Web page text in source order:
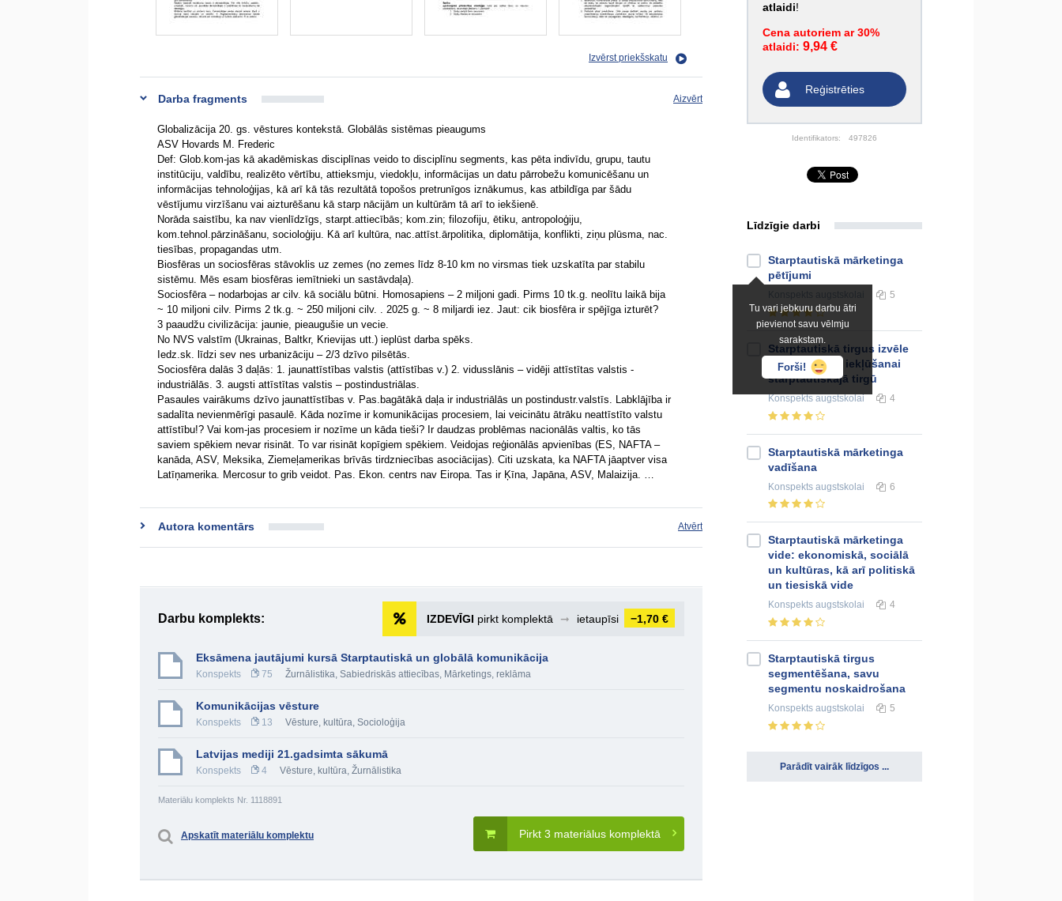
atlaidi!
Cena autoriem ar 30%
atlaidi: 9,94 €
Reģistrēties
Identifikators: 497826
Izvērst priekšskatu
Darba fragments Aizvērt
Globalizācija 20. gs. vēstures kontekstā. Globālās sistēmas pieaugums
ASV Hovards M. Frederic
Def: Glob.kom-jas kā akadēmiskas disciplīnas veido to disciplīnu segments, kas pēta indivīdu, grupu, tautu
institūciju, valdību, realizēto vērtību, attieksmju, viedokļu, informācijas un datu pārrobežu komunicēšanu un
informācijas tehnoloģijas, kā arī kā tās rezultātā topošos pretrunīgos iznākumus, kas atbildīga par šādu
vēstījumu virzīšanu vai aizturēšanu kā starp nācijām un kultūrām tā arī to iekšienē.
Norāda saistību, ka nav vienlīdzīgs, starpt.attiecībās; kom.zin; filozofiju, ētiku, antropoloģiju,
kom.tehnol.pārzināšanu, socioloģiju. Kā arī kultūra, nac.attīst.ārpolitika, diplomātija, konflikti, ziņu plūsma, nac.
tiesības, propagandas utm.
Biosfēras un sociosfēras stāvoklis uz zemes (no zemes līdz 8-10 km no virsmas tiek uzskatīta par stabilu
sistēmu. Mēs esam biosfēras iemītnieki un sastāvdaļa).
Sociosfēra – nodarbojas ar cilv. kā sociālu būtni. Homosapiens – 2 miljoni gadi. Pirms 10 tk.g. neolītu laikā bija
~ 10 miljoni cilv. Pirms 2 tk.g. ~ 250 miljoni cilv. . 2025 g. ~ 8 miljardi iez. Jaut: cik biosfēra ir spējīga izturēt?
3 paaudžu civilizācija: jaunie, pieaugušie un vecie.
No NVS valstīm (Ukrainas, Baltkr, Krievijas utt.) ieplūst darba spēks.
Iedz.sk. līdzi sev nes urbanizāciju – 2/3 dzīvo pilsētās.
Sociosfēra dalās 3 daļās: 1. jaunattīstības valstis (attīstības v.) 2. vidusslānis – vidēji attīstītas valstis -
industriālās. 3. augsti attīstītas valstis – postindustriālas.
Pasaules vairākums dzīvo jaunattīstības v. Pas.bagātākā daļa ir industriālās un postindustr.valstīs. Labklājība ir
sadalīta nevienmērīgi pasaulē. Kāda nozīme ir komunikācijas procesiem, lai veicinātu ātrāku neattīstīto valstu
attīstību!? Vai kom-jas procesiem ir nozīme un kāda tieši? Ir daudzas problēmas nacionālās valtis, ko tās
saviem spēkiem nevar risināt. To var risināt kopīgiem spēkiem. Veidojas reģionālās apvienības (ES, NAFTA –
kanāda, ASV, Meksika, Ziemeļamerikas brīvās tirdzniecības asociācijas). Citi uzskata, ka NAFTA jāaptver visa
Latīņamerika. Mercosur to grib veidot. Pas. Ekon. centrs nav Eiropa. Tas ir Ķīna, Japāna, ASV, Malaizija. …
Autora komentārs Atvērt
Darbu komplekts: IZDEVĪGI pirkt komplektā ➞ ietaupīsi −1,70 €
Eksāmena jautājumi kursā Starptautiskā un globālā komunikācija
Konspekts 75 Žurnālistika, Sabiedriskās attiecības, Mārketings, reklāma
Komunikācijas vēsture
Konspekts 13 Vēsture, kultūra, Socioloģija
Latvijas mediji 21.gadsimta sākumā
Konspekts 4 Vēsture, kultūra, Žurnālistika
Materiālu komplekts Nr. 1118891
Pirkt 3 materiālus komplektā
Apskatīt materiālu komplektu
Līdzīgie darbi
Tu vari jebkuru darbu ātri
pievienot savu vēlmju
sarakstam.
Forši!
Starptautiskā mārketinga
pētījumi
5
Starptautiskā tirgus izvēle
un stratēģijas iekļūšanai
starptautiskajā tirgū
Konspektsaugstskolai 4
Starptautiskā mārketinga
vadīšana
Konspekts augstskolai 6
Starptautiskā mārketinga
vide: ekonomiskā, sociālā
un kultūras, kā arī politiskā
un tiesiskā vide
Konspekts augstskolai 4
Starptautiskā tirgus
segmentēšana, savu
segmentu noskaidrošana
Konspekts augstskolai 5
Parādīt vairāk līdzīgos ...